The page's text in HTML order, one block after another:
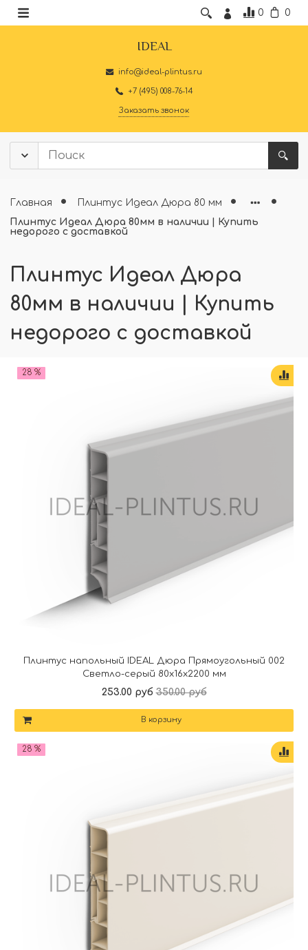
0 0
IDEAL
info@ideal-plintus.ru
+7 (495) 008-76-14
Заказать звонок
Главная
Плинтус Идеал Дюра 80 мм
Плинтус Идеал Дюра 80мм в наличии | Купить
недорого с доставкой
Плинтус Идеал Дюра
80мм в наличии | Купить
недорого с доставкой
28 %
Плинтус напольный IDEAL Дюра Прямоугольный 002
Светло-серый 80x16x2200 мм
253.00 руб 350.00 руб
В корзину
28 %